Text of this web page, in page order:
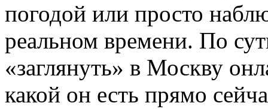
погодой или просто
реальном времени. По
«заглянуть» в Москву
какой он есть прямо